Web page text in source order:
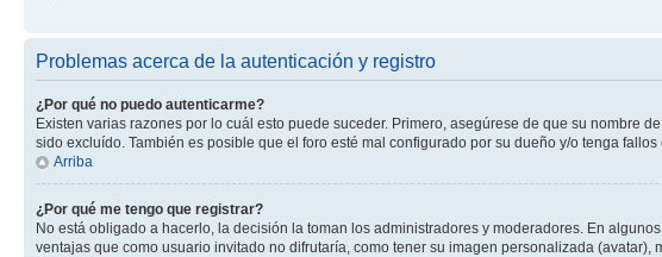
Problemas acerca de la autenticación y registro
¿Por qué no puedo autenticarme?
Existen varias razones por lo cuál esto puede suceder. Primero, asegúrese de que su nombre
sido excluído. También es posible que el foro esté mal configurado por su dueño y/o tenga
Arriba
¿Por qué me tengo que registrar?
No está obligado a hacerlo, la decisión la toman los administradores y moderadores. En
ventajas que como usuario invitado no difrutaría, como tener su imagen personalizada